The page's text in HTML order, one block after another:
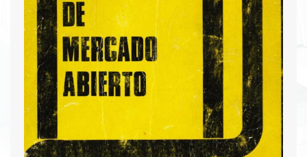
discurso inaugural, analizando la situación
económica de los últimos dos años y el
desarrollo del sector bancario. Posteriormente,
se leyeron mociones de saludo a varias
personalidades y se presentaron trabajos sobre
operaciones bancarias, crédito agrícola y
seguridad bancaria, formando tres comisiones de
estudio. A mediodía, Roy Rochford de Thomas de